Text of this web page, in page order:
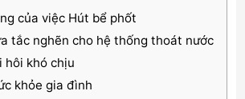
của việc Hút bể phốt
tắc nghẽn cho hệ thống thoát nước
hôi khó chịu
khỏe gia đình